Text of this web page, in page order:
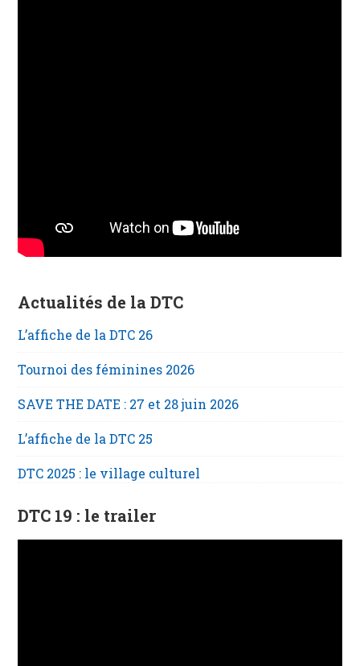
Actualités de la DTC
L’affiche de la DTC 26
Tournoi des féminines 2026
SAVE THE DATE : 27 et 28 juin 2026
L’affiche de la DTC 25
DTC 2025 : le village culturel
DTC 19 : le trailer